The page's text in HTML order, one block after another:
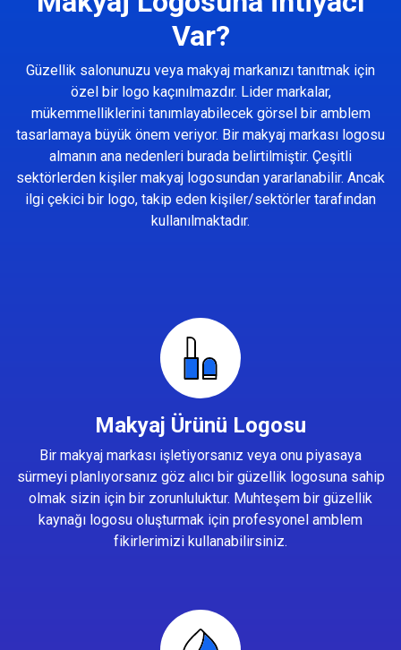
Var?
Güzellik salonunuzu veya makyaj markanızı tanıtmak için
özel bir logo kaçınılmazdır. Lider markalar,
mükemmelliklerini tanımlayabilecek görsel bir amblem
tasarlamaya büyük önem veriyor. Bir makyaj markası logosu
almanın ana nedenleri burada belirtilmiştir. Çeşitli
sektörlerden kişiler makyaj logosundan yararlanabilir. Ancak
ilgi çekici bir logo, takip eden kişiler/sektörler tarafından
kullanılmaktadır.
Makyaj Ürünü Logosu
Bir makyaj markası işletiyorsanız veya onu piyasaya
sürmeyi planlıyorsanız göz alıcı bir güzellik logosuna sahip
olmak sizin için bir zorunluluktur. Muhteşem bir güzellik
kaynağı logosu oluşturmak için profesyonel amblem
fikirlerimizi kullanabilirsiniz.